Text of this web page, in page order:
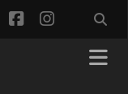
facebook